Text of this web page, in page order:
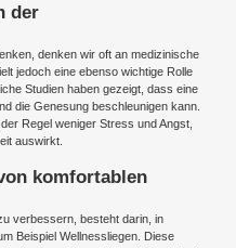
der
denken wir oft an medizinische
jedoch eine ebenso wichtige Rolle
Studien haben gezeigt, dass eine
die Genesung beschleunigen kann.
Regel weniger Stress und Angst,
auswirkt.
komfortablen
verbessern, besteht darin, in
Beispiel Wellnessliegen. Diese